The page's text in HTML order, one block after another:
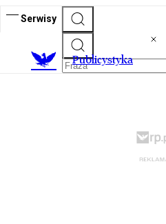
Serwisy
Publicystyka